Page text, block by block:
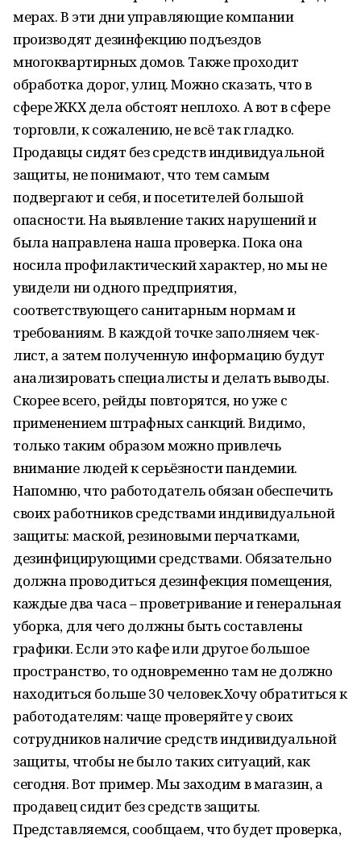
мерах. В эти дни управляющие компании
производят дезинфекцию подъездов
многоквартирных домов. Также проходит
обработка дорог, улиц. Можно сказать, что в
сфере ЖКХ дела обстоят неплохо. А вот в сфере
торговли, к сожалению, не всё так гладко.
Продавцы сидят без средств индивидуальной
защиты, не понимают, что тем самым
подвергают и себя, и посетителей большой
опасности. На выявление таких нарушений и
была направлена наша проверка. Пока она
носила профилактический характер, но мы не
увидели ни одного предприятия,
соответствующего санитарным нормам и
требованиям. В каждой точке заполняем чек-
лист, а затем полученную информацию будут
анализировать специалисты и делать выводы.
Скорее всего, рейды повторятся, но уже с
применением штрафных санкций. Видимо,
только таким образом можно привлечь
внимание людей к серьёзности пандемии.
Напомню, что работодатель обязан обеспечить
своих работников средствами индивидуальной
защиты: маской, резиновыми перчатками,
дезинфицирующими средствами. Обязательно
должна проводиться дезинфекция помещения,
каждые два часа – проветривание и генеральная
уборка, для чего должны быть составлены
графики. Если это кафе или другое большое
пространство, то одновременно там не должно
находиться больше 30 человек.Хочу обратиться к
работодателям: чаще проверяйте у своих
сотрудников наличие средств индивидуальной
защиты, чтобы не было таких ситуаций, как
сегодня. Вот пример. Мы заходим в магазин, а
продавец сидит без средств защиты.
Представляемся, сообщаем, что будет проверка,